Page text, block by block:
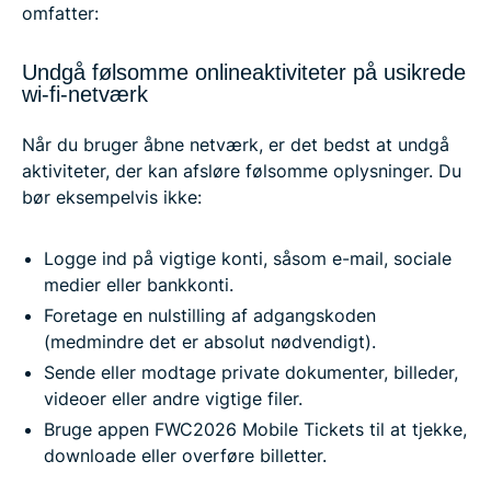
omfatter:
Undgå følsomme onlineaktiviteter på usikrede
wi-fi-netværk
Når du bruger åbne netværk, er det bedst at undgå
aktiviteter, der kan afsløre følsomme oplysninger. Du
bør eksempelvis ikke:
Logge ind på vigtige konti, såsom e-mail, sociale
medier eller bankkonti.
Foretage en nulstilling af adgangskoden
(medmindre det er absolut nødvendigt).
Sende eller modtage private dokumenter, billeder,
videoer eller andre vigtige filer.
Bruge appen FWC2026 Mobile Tickets til at tjekke,
downloade eller overføre billetter.